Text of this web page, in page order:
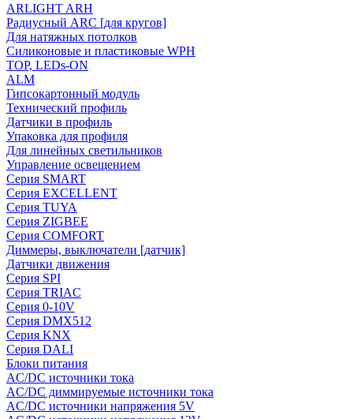
ARLIGHT ARH
Радиусный ARC [для кругов]
Для натяжных потолков
Силиконовые и пластиковые WPH
TOP, LEDs-ON
ALM
Гипсокартонный модуль
Технический профиль
Датчики в профиль
Упаковка для профиля
Для линейных светильников
Управление освещением
Серия SMART
Серия EXCELLENT
Серия TUYA
Серия ZIGBEE
Серия COMFORT
Диммеры, выключатели [датчик]
Датчики движения
Серия SPI
Серия TRIAC
Серия 0-10V
Серия DMX512
Серия KNX
Серия DALI
Блоки питания
AC/DC источники тока
AC/DC диммируемые источники тока
AC/DC источники напряжения 5V